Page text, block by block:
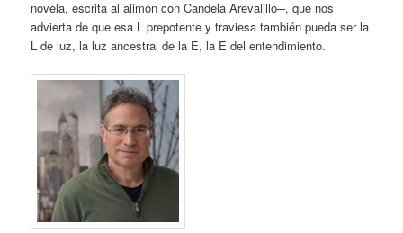
novela, escrita al alimón con Candela Arevalillo─, que nos
advierta de que esa L prepotente y traviesa también pueda ser la
L de luz, la luz ancestral de la E, la E del entendimiento.